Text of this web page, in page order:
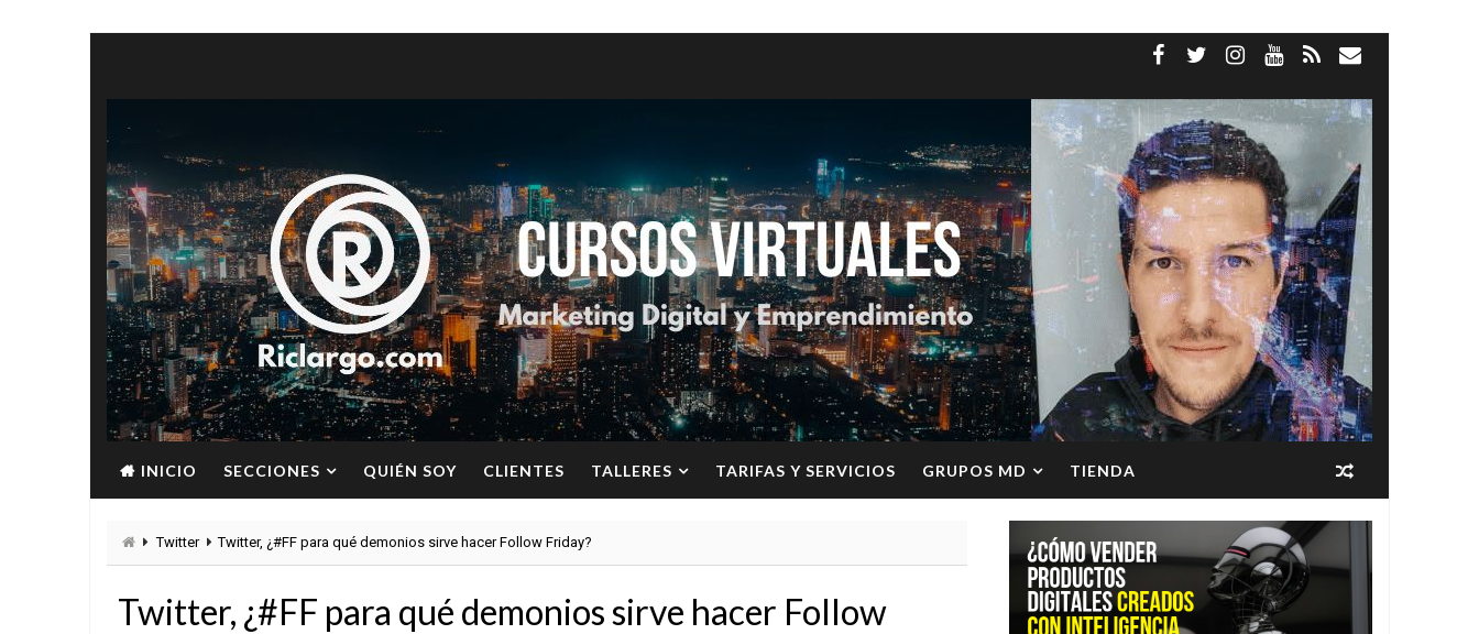
INICIO SECCIONES QUIÉN SOY CLIENTES TALLERES TARIFAS Y SERVICIOS GRUPOS MD TIENDA
Twitter Twitter, ¿#FF para qué demonios sirve hacer Follow Friday?
Twitter, ¿#FF para qué demonios sirve hacer Follow